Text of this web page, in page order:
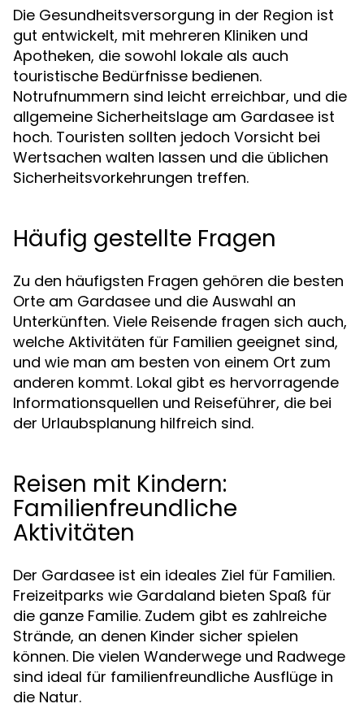
Die Gesundheitsversorgung in der Region ist
gut entwickelt, mit mehreren Kliniken und
Apotheken, die sowohl lokale als auch
touristische Bedürfnisse bedienen.
Notrufnummern sind leicht erreichbar, und die
allgemeine Sicherheitslage am Gardasee ist
hoch. Touristen sollten jedoch Vorsicht bei
Wertsachen walten lassen und die üblichen
Sicherheitsvorkehrungen treffen.
Häufig gestellte Fragen
Zu den häufigsten Fragen gehören die besten
Orte am Gardasee und die Auswahl an
Unterkünften. Viele Reisende fragen sich auch,
welche Aktivitäten für Familien geeignet sind,
und wie man am besten von einem Ort zum
anderen kommt. Lokal gibt es hervorragende
Informationsquellen und Reiseführer, die bei
der Urlaubsplanung hilfreich sind.
Reisen mit Kindern:
Familienfreundliche
Aktivitäten
Der Gardasee ist ein ideales Ziel für Familien.
Freizeitparks wie Gardaland bieten Spaß für
die ganze Familie. Zudem gibt es zahlreiche
Strände, an denen Kinder sicher spielen
können. Die vielen Wanderwege und Radwege
sind ideal für familienfreundliche Ausflüge in
die Natur.